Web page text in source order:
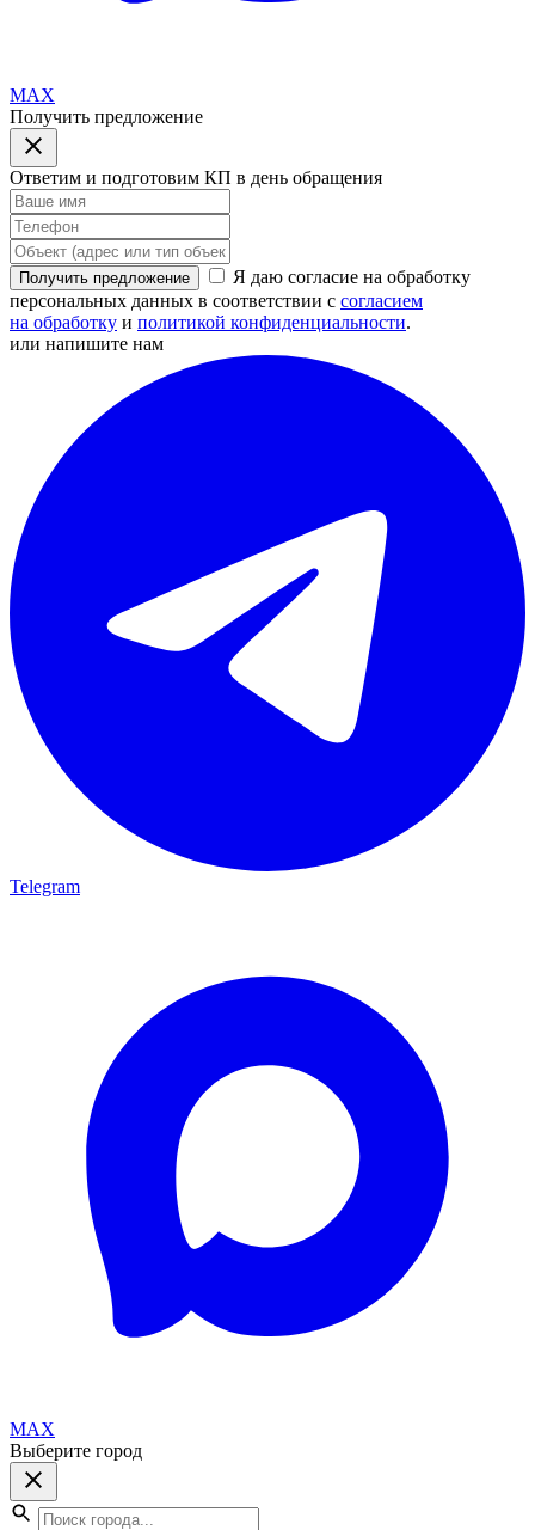
MAX
Получить предложение
Ответим и подготовим КП в день обращения
Получить предложение
Я даю согласие на обработку
персональных данных в соответствии с согласием
на обработку и политикой конфиденциальности.
или напишите нам
Telegram
MAX
Выберите город